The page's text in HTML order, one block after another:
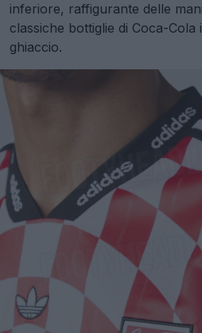
inferiore, raffigurante delle
classiche bottiglie di Coca-
ghiaccio.